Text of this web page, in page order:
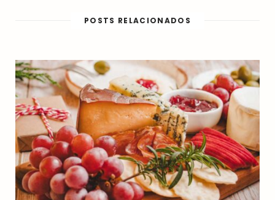
e
e
r
POSTS RELACIONADOS